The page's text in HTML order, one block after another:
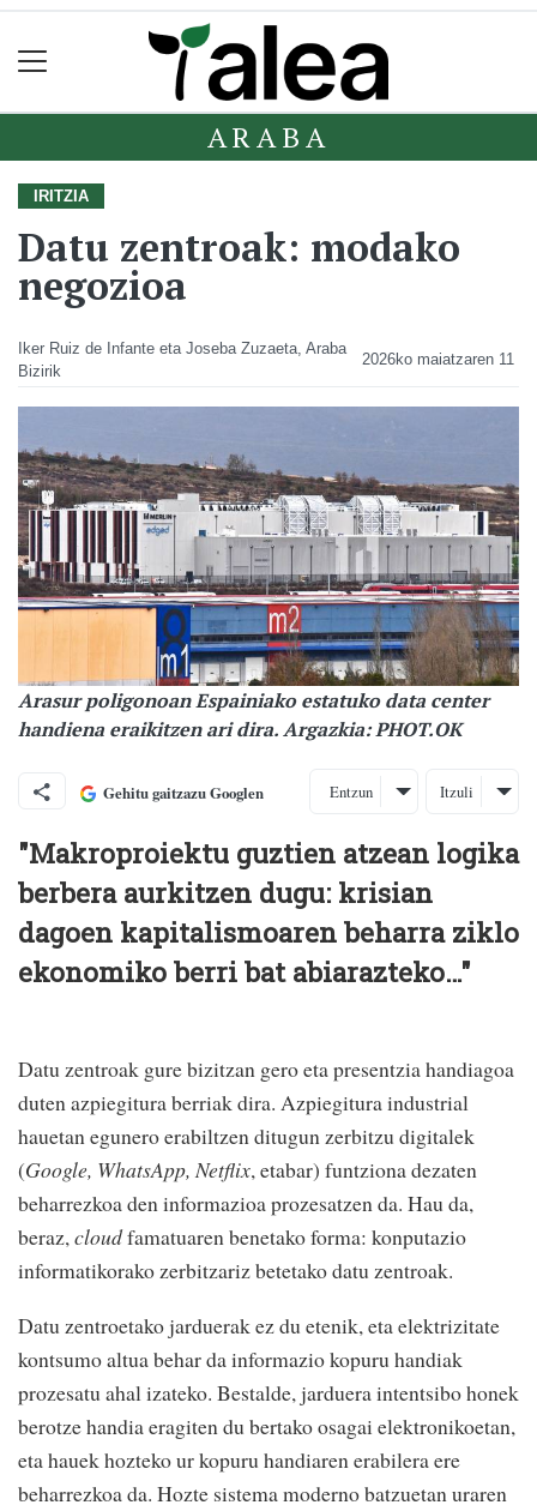
ARABA
IRITZIA
Datu zentroak: modako
negozioa
Iker Ruiz de Infante eta Joseba Zuzaeta, Araba
Bizirik
2026ko maiatzaren 11
Arasur poligonoan Espainiako estatuko data center
handiena eraikitzen ari dira. Argazkia: PHOT.OK
Gehitu gaitzazu Googlen Entzun Itzuli
"Makroproiektu guztien atzean logika
berbera aurkitzen dugu: krisian
dagoen kapitalismoaren beharra ziklo
ekonomiko berri bat abiarazteko…"
Datu zentroak gure bizitzan gero eta presentzia handiagoa
duten azpiegitura berriak dira. Azpiegitura industrial
hauetan egunero erabiltzen ditugun zerbitzu digitalek
(Google, WhatsApp, Netflix, etabar) funtziona dezaten
beharrezkoa den informazioa prozesatzen da. Hau da,
beraz,cloudfamatuaren benetako forma: konputazio
informatikorako zerbitzariz betetako datu zentroak.
Datu zentroetako jarduerak ez du etenik, eta elektrizitate
kontsumo altua behar da informazio kopuru handiak
prozesatu ahal izateko. Bestalde, jarduera intentsibo honek
berotze handia eragiten du bertako osagai elektronikoetan,
eta hauek hozteko ur kopuru handiaren erabilera ere
beharrezkoa da. Hozte sistema moderno batzuetan uraren